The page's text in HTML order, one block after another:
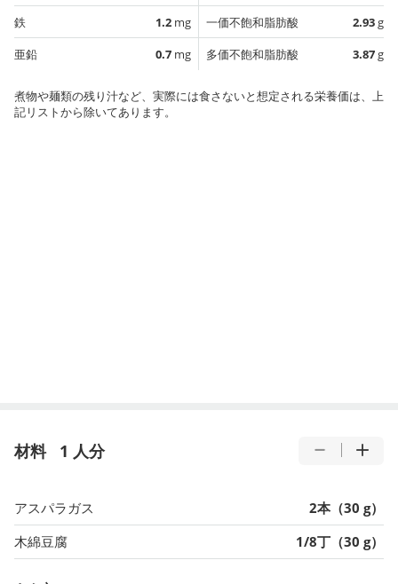
鉄
1.2 mg
亜鉛
0.7 mg
一価不飽和脂肪酸
2.93g
多価不飽和脂肪酸
3.87g
煮物や麺類の残り汁など、実際には食さないと想定される栄養価は、上
記リストから除いてあります。
材料 1 人分
アスパラガス
2本（30 g）
木綿豆腐
1/8丁（30 g）